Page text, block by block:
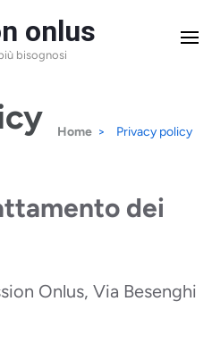
onlus
bisognosi
Home > Privacy policy
dei
Onlus, Via Besenghi